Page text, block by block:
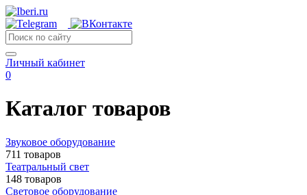
Личный кабинет
0
Каталог товаров
Звуковое оборудование
711 товаров
Театральный свет
148 товаров
Световое оборудование